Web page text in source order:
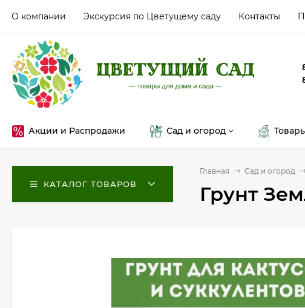
О компании Экскурсия по Цветущему саду Контакты
Акции и Распродажи Сад и огород
КАТАЛОГ ТОВАРОВ
Главная Сад и огород
Грунт